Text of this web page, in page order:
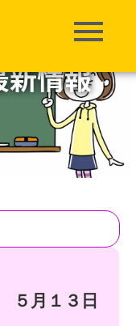
新情報
５月１３日